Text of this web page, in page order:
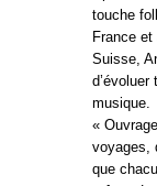
touche
France et
Suisse,
musique.
«
voyages,
que